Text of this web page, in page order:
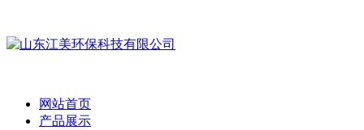
网站首页
产品展示